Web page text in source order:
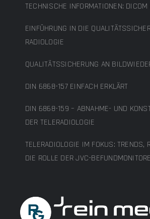
TECHNISCHE INFORMATIONEN: DICOM
EINFÜHRUNG IN DIE
RADIOLOGIE
QUALITÄTSSICHERUNG AN
DIN 6868-157 EINFACH ERKLÄRT
DIN 6868-159 – ABNAHME- UND
DER TELERADIOLOGIE
TELERADIOLOGIE IM FOKUS: TRENDS,
DIE ROLLE DER JVC-BEFUNDMONITORE